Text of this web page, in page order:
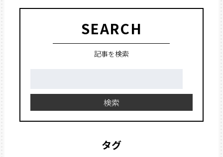
SEARCH
記事を検索
検索
タグ